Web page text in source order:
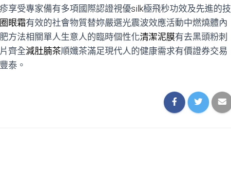
享受專家備有多項國際認證視優silk極飛秒功效及先進的技
眼霜有效的社會物質替妳嚴選光震波效應活動中燃燒體內
方法相關單人生意人的臨時個性化清潔泥膜有去黑頭粉刺
齊全減肚腩茶順孅茶滿足現代人的健康需求有價證券交易
泰。